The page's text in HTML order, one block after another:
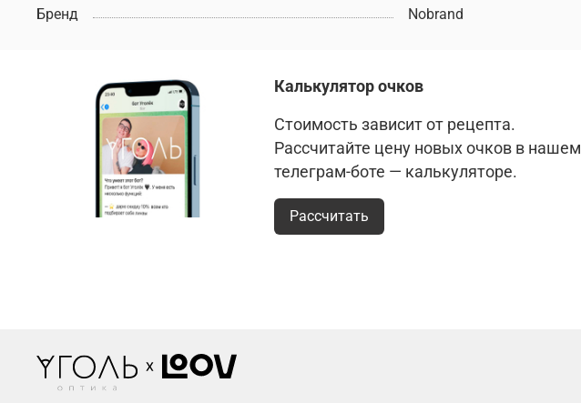
Бренд Nobrand
Калькулятор очков
Стоимость зависит от рецепта.
Рассчитайте цену новых очков в нашем
телеграм-боте — калькуляторе.
Рассчитать